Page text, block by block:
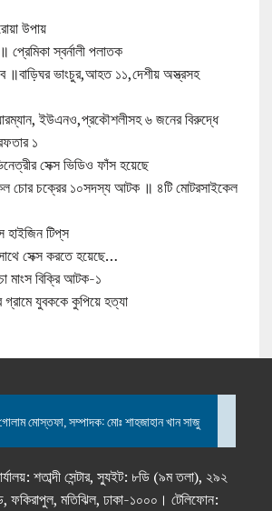
উপায়
স্বর্নালী পলাতক
॥বাড়িঘর ভাংচুর,আহত ১১,দেশীয় অস্ত্রসহ
ইউএনও,প্রকৌশলীসহ ৬ জনের বিরুদ্ধে
১
সেক্স ভিডিও ফাঁস হয়েছে
চোর চক্রের ১০সদস্য আটক ॥ ৪টি মোটরসাইকেল
হাইজিন টিপ্‌স
সেক্স করতে হয়েছে…
মাংস বিক্রি আটক-১
গ্রামে যুবককে কুপিয়ে হত্যা
মোস্তফা, সম্পাদক: মোঃ শাহজাহান খান সাজু
শতাব্দী সেন্টার, স্যুইট: ৮ডি (৯ম তলা), ২৯২
ফকিরাপুল, মতিঝিল, ঢাকা-১০০০। টেলিফোন: